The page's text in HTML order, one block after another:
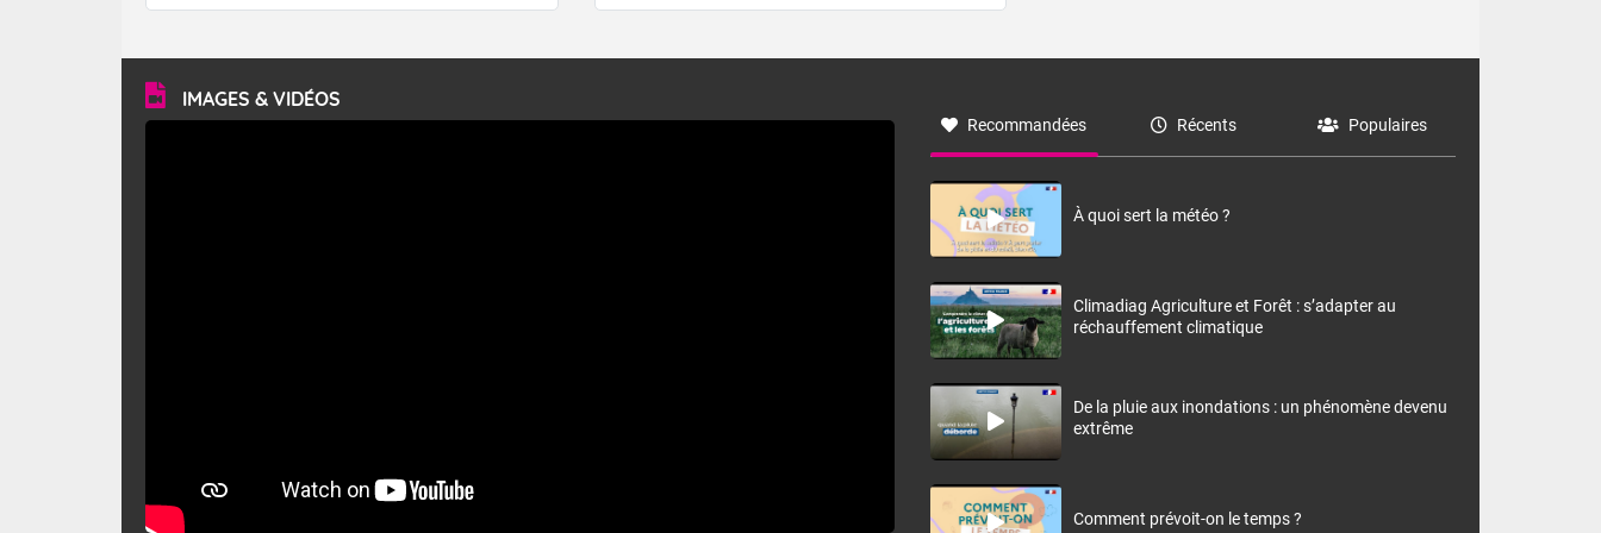
forêt. Mais qu'est-ce que le mistral ? Quelles sont ses
vitesse moyenne de 50 km/h et atteindre 80 à 100 km/h
en rafales, parfois davantage. Il parcourt la basse vallée
du Rhône et la Provence et envahit le littoral
méditerranéen à partir de la Camargue.
de forêt. Mais qu'est-ce que la tramontane ? Quelles sont
à nord-ouest, dans un secteur qui part du Roussillon à la
monts, en allusion aux régions montagneuses d’où
IMAGES & VIDÉOS
Recommandées Récents Populaires
À quoi sert la météo ?
Climadiag Agriculture et Forêt : s’adapter au
réchauffement climatique
De la pluie aux inondations : un phénomène devenu
extrême
Comment prévoit-on le temps ?